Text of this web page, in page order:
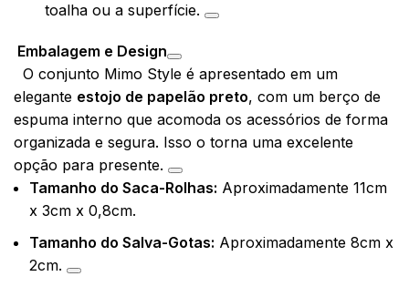
toalha ou a superfície.
Embalagem e Design
O conjunto Mimo Style é apresentado em um
elegante estojo de papelão preto, com um berço de
espuma interno que acomoda os acessórios de forma
organizada e segura. Isso o torna uma excelente
opção para presente.
Tamanho do Saca-Rolhas: Aproximadamente 11cm
x 3cm x 0,8cm.
Tamanho do Salva-Gotas: Aproximadamente 8cm x
2cm.